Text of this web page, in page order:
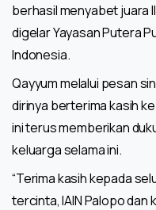
berhasil menyabet juara
digelar Yayasan Putera
Indonesia.
Qayyum melalui pesan
dirinya berterima kasih
ini terus memberikan
keluarga selama ini.
“Terima kasih kepada
tercinta, IAIN Palopo dan